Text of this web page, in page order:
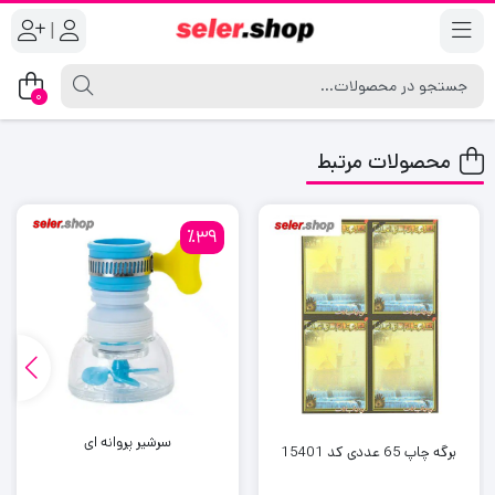
|
0
محصولات مرتبط
برگه چاپ 65 عددی کد 15401
٪39
سرشیر پروانه ای